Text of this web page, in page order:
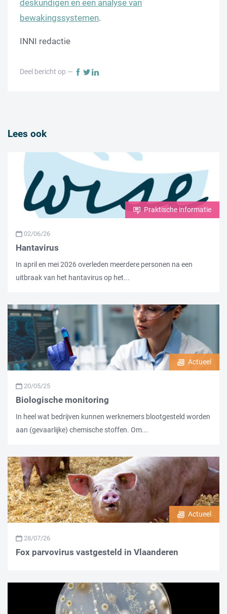
deskundigen en een analyse van
bewakingssystemen.
INNI redactie
Deel bericht op —
Lees ook
Praktische informatie
02/06/26
Hantavirus
In april en mei 2026 overleden meerdere personen na een
uitbraak van het hantavirus op het...
Actueel
20/05/25
Biologische monitoring
In heel wat bedrijven kunnen werknemers blootgesteld worden
aan (gevaarlijke) chemische stoffen. Om...
Actueel
28/07/26
Fox parvovirus vastgesteld in Vlaanderen